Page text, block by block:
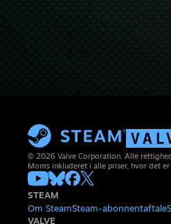
© 2026 Valve Corporation. Alle
Moms inkluderet i alle priser, hvor det
STEAM
Om SteamSteam-abonnentaftale
VALVE